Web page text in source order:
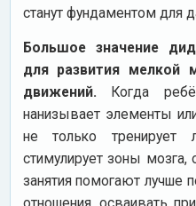
станут фундаментом для
Большое значение
для развития мелкой
движений. Когда
нанизывает элементы
не только тренирует
стимулирует зоны
занятия помогают лучше
отношения, осваивать